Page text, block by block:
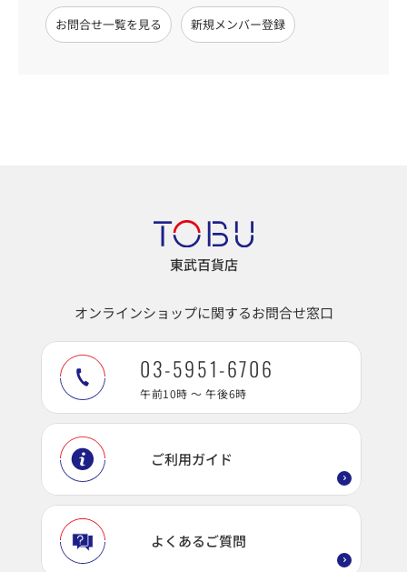
お問合せ一覧を見る 新規メンバー登録
東武百貨店
オンラインショップに関するお問合せ窓口
03-5951-6706
午前10時 ～ 午後6時
ご利用ガイド
よくあるご質問